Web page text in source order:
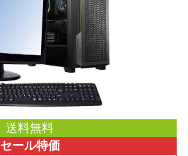
送料無料
セール特価